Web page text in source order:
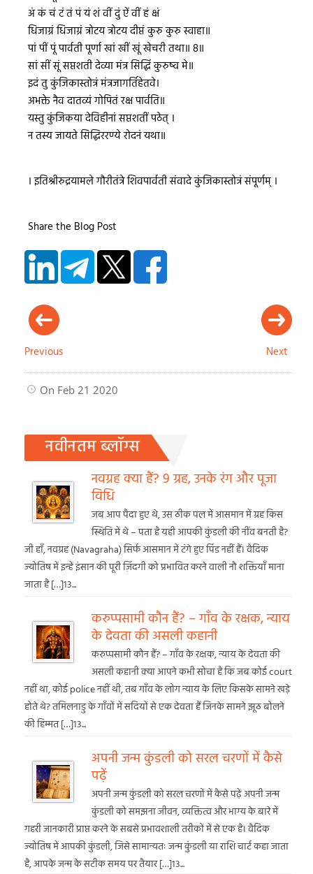
अं कं चं टं तं पं यं शं वीं दुं ऐं वीं हं क्षं
धिजाग्रं धिजाग्रं त्रोटय त्रोटय दीप्तं कुरु कुरु स्वाहा॥
पां पीं पूं पार्वती पूर्णा खां खीं खूं खेचरी तथा॥ 8॥
सां सीं सूं सप्तशती देव्या मंत्र सिद्धिं कुरुष्व मे॥
इदं तु कुंजिकास्तोत्रं मंत्रजागर्तिहेतवे।
अभक्ते नैव दातव्यं गोपितं रक्ष पार्वति॥
यस्तु कुंजिकया देविहीनां सप्तशतीं पठेत् ।
न तस्य जायते सिद्धिररण्ये रोदनं यथा॥
। इतिश्रीरुद्रयामले गौरीतंत्रे शिवपार्वती संवादे कुंजिकास्तोत्रं संपूर्णम् ।
Share the Blog Post
Previous Next
On Feb 21 2020
नवीनतम ब्लॉग्स
नवग्रह क्या हैं? 9 ग्रह, उनके रंग और पूजा
विधि
जब आप पैदा हुए थे, उस ठीक पल में आसमान में ग्रह किस
स्थिति में थे – पता है यही आपकी कुंडली की नींव बनती है?
जी हाँ, नवग्रह (Navagraha) सिर्फ आसमान में टंगे हुए पिंड नहीं हैं। वैदिक
ज्योतिष में इन्हें इंसान की पूरी ज़िंदगी को प्रभावित करने वाली नौ शक्तियाँ माना
जाता है […]13...
करुप्पसामी कौन हैं? – गाँव के रक्षक, न्याय
के देवता की असली कहानी
करुप्पसामी कौन हैं? – गाँव के रक्षक, न्याय के देवता की
असली कहानी क्या आपने कभी सोचा है कि जब कोई court
नहीं था, कोई police नहीं थी, तब गाँव के लोग न्याय के लिए किसके सामने खड़े
होते थे? तमिलनाडु के गाँवों में सदियों से एक देवता हैं जिनके सामने झूठ बोलने
की हिम्मत […]13...
अपनी जन्म कुंडली को सरल चरणों में कैसे
पढ़ें
अपनी जन्म कुंडली को सरल चरणों में कैसे पढ़ें अपनी जन्म
कुंडली को समझना जीवन, व्यक्तित्व और भाग्य के बारे में
गहरी जानकारी प्राप्त करने के सबसे प्रभावशाली तरीकों में से एक है। वैदिक
ज्योतिष में आपकी कुंडली, जिसे सामान्यतः जन्म कुंडली या राशि चार्ट कहा जाता
है, आपके जन्म के सटीक समय पर तैयार […]13...